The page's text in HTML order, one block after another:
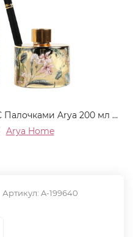
Диффузор Ароматический С Палочками Arya 200 мл Bergamot& Fig
Arya Home
Артикул: A-199640